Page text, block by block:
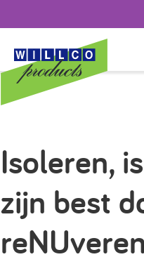
Isoleren,
zijn best
reNUveren